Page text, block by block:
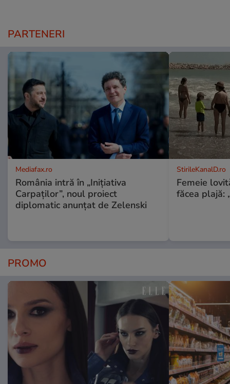
PARTENERI
Mediafax.ro
România intră în „Inițiativa
Carpaților”, noul proiect
diplomatic anunțat de Zelenski
StirileKanalD.ro
Femeie
făcea plajă:
PROMO